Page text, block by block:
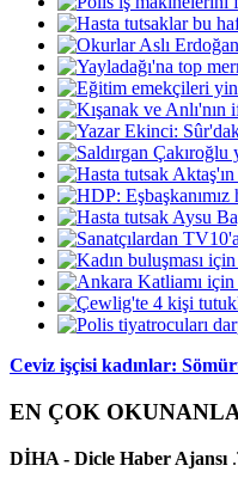
Ceviz işçisi kadınlar:
EN ÇOK
DİHA - Dicle Haber Ajansı